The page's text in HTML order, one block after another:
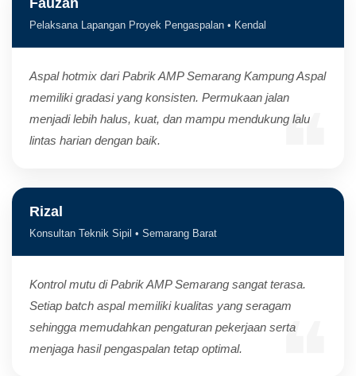
Fauzan
Pelaksana Lapangan Proyek Pengaspalan • Kendal
Aspal hotmix dari Pabrik AMP Semarang Kampung Aspal
memiliki gradasi yang konsisten. Permukaan jalan
menjadi lebih halus, kuat, dan mampu mendukung lalu
lintas harian dengan baik.
Rizal
Konsultan Teknik Sipil • Semarang Barat
Kontrol mutu di Pabrik AMP Semarang sangat terasa.
Setiap batch aspal memiliki kualitas yang seragam
sehingga memudahkan pengaturan pekerjaan serta
menjaga hasil pengaspalan tetap optimal.